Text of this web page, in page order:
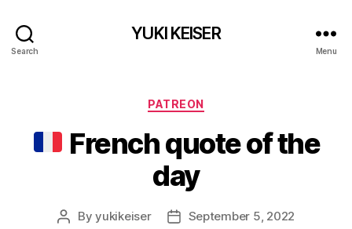
Search
YUKI KEISER
Menu
Categories
PATREON
French quote of the
day
PostByyukikeiser
PostSeptember 5, 2022